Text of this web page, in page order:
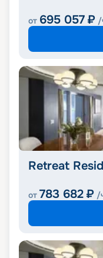
от 695 057 ₽ /
Retreat
от 783 682 ₽ /